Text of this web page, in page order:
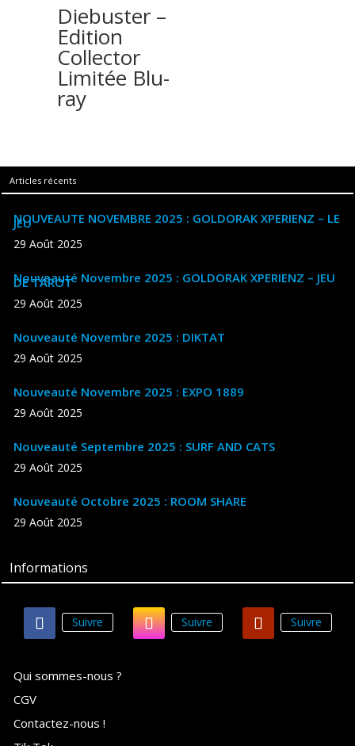
Diebuster –
Edition
Collector
Limitée Blu-
ray
Articles récents
NOUVEAUTE NOVEMBRE 2025 : GOLDORAK XPERIENZ – LE
JEU
29 Août 2025
Nouveauté Novembre 2025 : GOLDORAK XPERIENZ – JEU
DE TAROT
29 Août 2025
Nouveauté Novembre 2025 : DIKTAT
29 Août 2025
Nouveauté Novembre 2025 : EXPO 1889
29 Août 2025
Nouveauté Septembre 2025 : SURF AND CATS
29 Août 2025
Nouveauté Octobre 2025 : ROOM SHARE
29 Août 2025
Informations
Suivre Suivre Suivre
Qui sommes-nous ?
CGV
Contactez-nous !